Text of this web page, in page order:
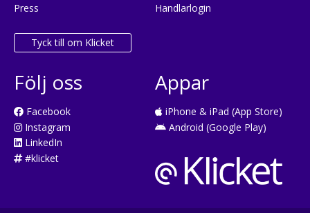
Press
Tyck till om Klicket
Handlarlogin
Följ oss
Facebook
Instagram
LinkedIn
#klicket
Appar
iPhone & iPad (App Store)
Android (Google Play)